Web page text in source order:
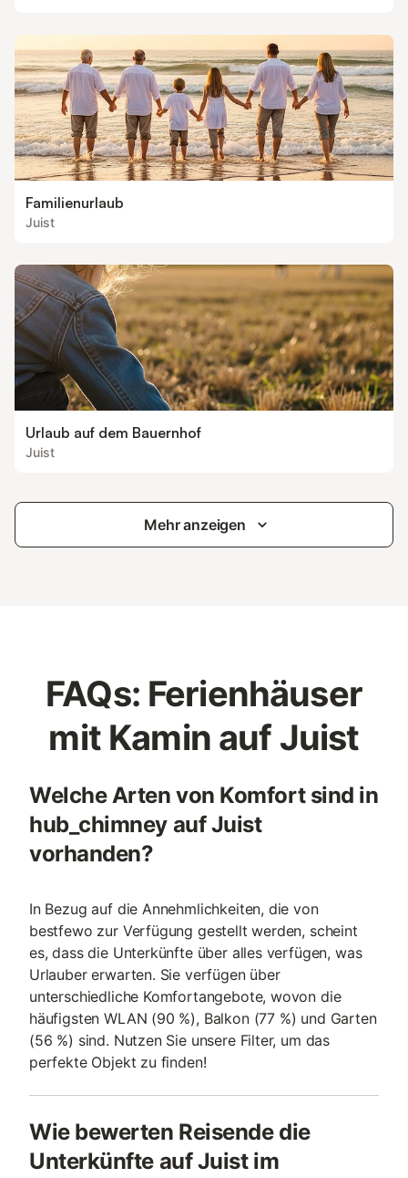
Familienurlaub
Juist
Urlaub auf dem Bauernhof
Juist
Mehr anzeigen
FAQs: Ferienhäuser
mit Kamin auf Juist
Welche Arten von Komfort sind in
hub_chimney auf Juist
vorhanden?
In Bezug auf die Annehmlichkeiten, die von
bestfewo zur Verfügung gestellt werden, scheint
es, dass die Unterkünfte über alles verfügen, was
Urlauber erwarten. Sie verfügen über
unterschiedliche Komfortangebote, wovon die
häufigsten WLAN (90 %), Balkon (77 %) und Garten
(56 %) sind. Nutzen Sie unsere Filter, um das
perfekte Objekt zu finden!
Wie bewerten Reisende die
Unterkünfte auf Juist im